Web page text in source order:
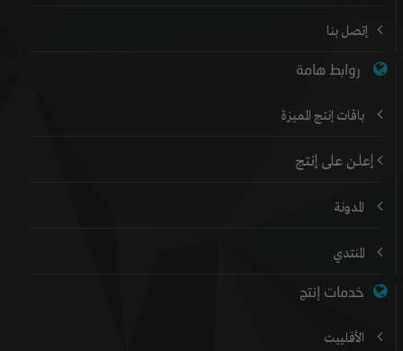
إتصل بنا
روابط هامة
باقات إنتج المميزة
إعلن على إنتج
المدونة
المنتدي
خدمات إنتج
الأفلييت